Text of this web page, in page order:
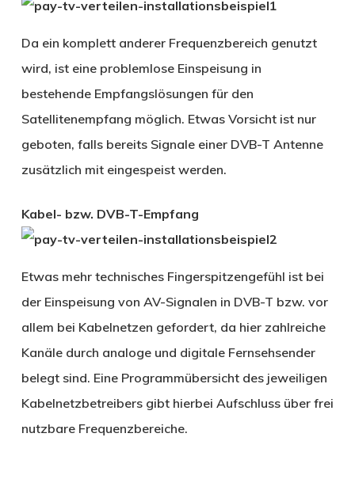
Da ein komplett anderer Frequenzbereich genutzt
wird, ist eine problemlose Einspeisung in
bestehende Empfangslösungen für den
Satellitenempfang möglich. Etwas Vorsicht ist nur
geboten, falls bereits Signale einer DVB-T Antenne
zusätzlich mit eingespeist werden.
Kabel- bzw. DVB-T-Empfang
Etwas mehr technisches Fingerspitzengefühl ist bei
der Einspeisung von AV-Signalen in DVB-T bzw. vor
allem bei Kabelnetzen gefordert, da hier zahlreiche
Kanäle durch analoge und digitale Fernsehsender
belegt sind. Eine Programmübersicht des jeweiligen
Kabelnetzbetreibers gibt hierbei Aufschluss über frei
nutzbare Frequenzbereiche.